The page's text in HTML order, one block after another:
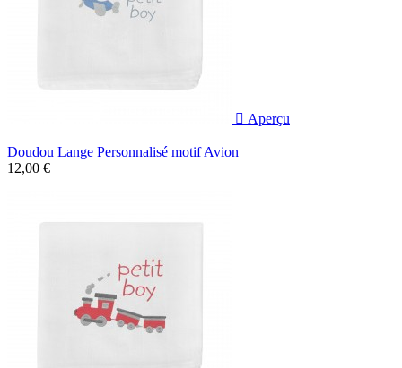
 Aperçu
Doudou Lange Personnalisé motif Avion
12,00 €